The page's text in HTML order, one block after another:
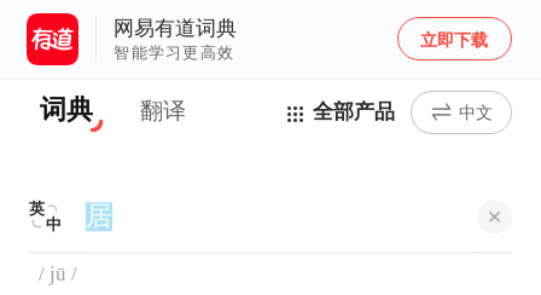
网易有道词典
智能学习更高效
立即下载
词典 翻译 全部产品 中文
英
中
/ jū /